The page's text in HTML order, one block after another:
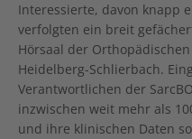
Interessierte, davon knapp
verfolgten ein breit
Hörsaal der
Heidelberg-Schlierbach.
Verantwortlichen der
inzwischen weit mehr als
und ihre klinischen Daten